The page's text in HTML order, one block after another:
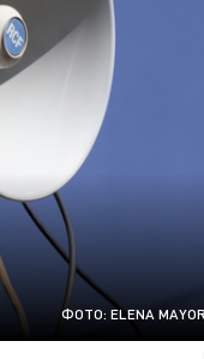
ФОТО: ELENA